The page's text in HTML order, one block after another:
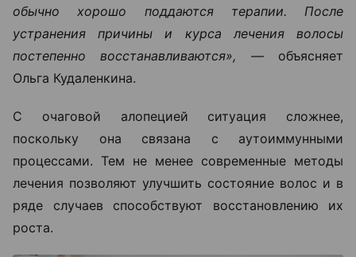
обычно хорошо поддаются терапии. После
устранения причины и курса лечения волосы
постепенно восстанавливаются», —объясняет
Ольга Кудаленкина.
С очаговой алопецией ситуация сложнее,
поскольку она связана с аутоиммунными
процессами. Тем не менее современные методы
лечения позволяют улучшить состояние волос и в
ряде случаев способствуют восстановлению их
роста.